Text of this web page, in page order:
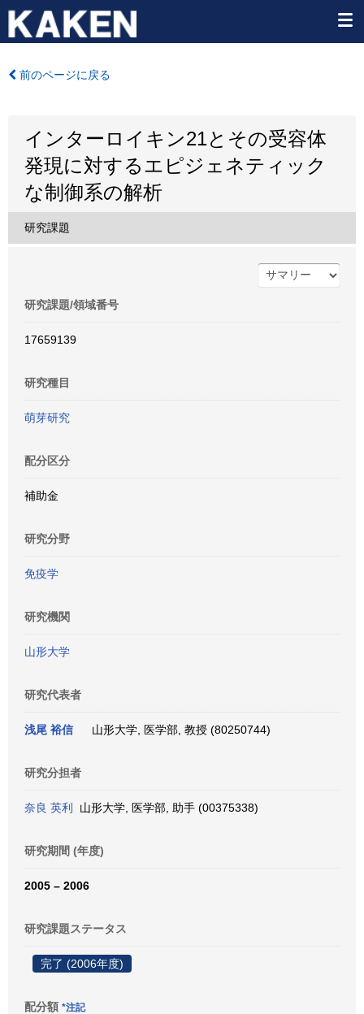
前のページに戻る
インターロイキン21とその受容体
発現に対するエピジェネティック
な制御系の解析
研究課題
研究課題/領域番号
17659139
研究種目
萌芽研究
配分区分
補助金
研究分野
免疫学
研究機関
山形大学
研究代表者
浅尾 裕信 山形大学, 医学部, 教授 (80250744)
研究分担者
奈良 英利 山形大学, 医学部, 助手 (00375338)
研究期間 (年度)
2005 – 2006
研究課題ステータス
完了 (2006年度)
配分額 *注記